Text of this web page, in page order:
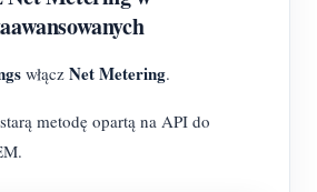
włącz Net Metering.
metodę opartą na API do